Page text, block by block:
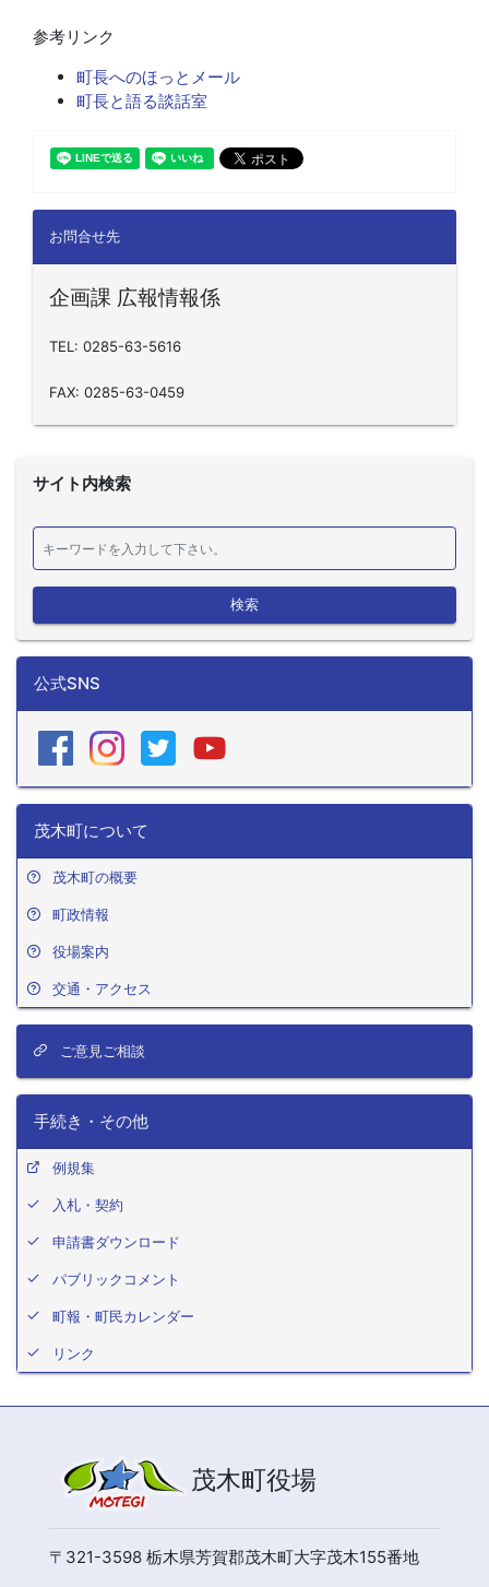
参考リンク
町長へのほっとメール
町長と語る談話室
お問合せ先
企画課 広報情報係
TEL: 0285-63-5616
FAX: 0285-63-0459
サイト内検索
検索
公式SNS
茂木町について
茂木町の概要
町政情報
役場案内
交通・アクセス
ご意見ご相談
手続き・その他
例規集
入札・契約
申請書ダウンロード
パブリックコメント
町報・町民カレンダー
リンク
茂木町役場
〒321-3598 栃木県芳賀郡茂木町大字茂木155番地